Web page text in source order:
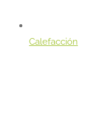
Calefacción